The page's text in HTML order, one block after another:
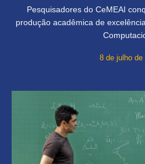
Pesquisadores do CeMEAI
produção acadêmica de
8 de julho de